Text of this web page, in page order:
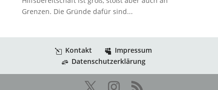
Grenzen. Die Gründe dafür sind...
Kontakt
Impressum
Datenschutzerklärung